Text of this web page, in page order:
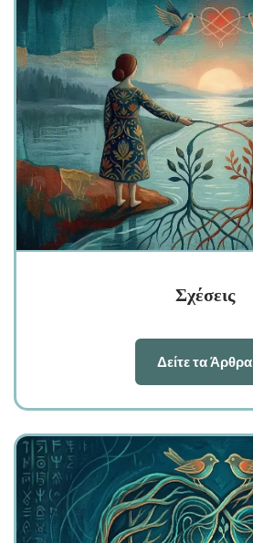
Σχέσεις
Δείτε τα Άρθρα